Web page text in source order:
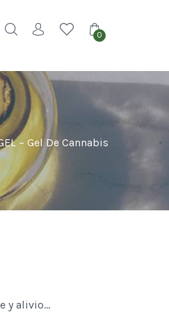
0
– Gel De Cannabis
y alivio…